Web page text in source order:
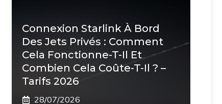
Connexion Starlink À Bord
Des Jets Privés : Comment
Cela Fonctionne-T-Il Et
Combien Cela Coûte-T-Il ? –
Tarifs 2026
28/07/2026